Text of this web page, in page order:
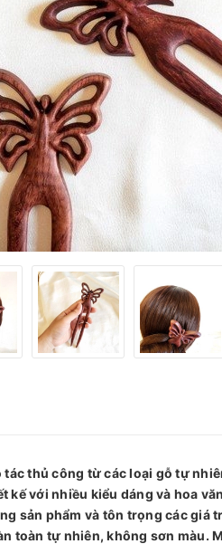
tác thủ công từ các loại gỗ tự
kế với nhiều kiểu dáng và hoa
sản phẩm và tôn trọng các giá
toàn tự nhiên, không sơn màu.